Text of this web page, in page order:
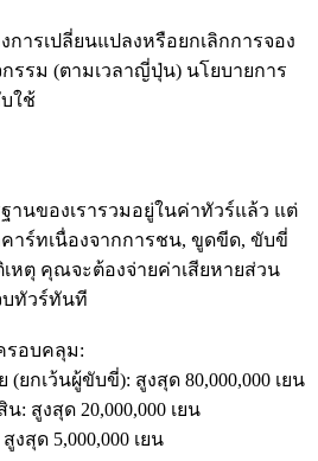
ารเปลี่ยนแปลงหรือยกเลิกการจอง
รรม (ตามเวลาญี่ปุ่น) นโยบายการ
ใช้
นของเรารวมอยู่ในค่าทัวร์แล้ว แต่
าร์ทเนื่องจากการชน, ขูดขีด, ขับขี่
หตุ คุณจะต้องจ่ายค่าเสียหายส่วน
บทัวร์ทันที
รอบคลุม:
(ยกเว้นผู้ขับขี่): สูงสุด 80,000,000 เยน
: สูงสุด 20,000,000 เยน
งสุด 5,000,000 เยน